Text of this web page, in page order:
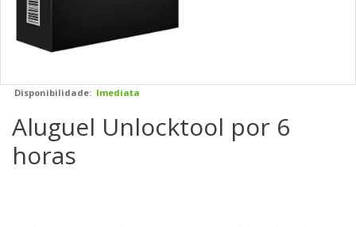
Disponibilidade: Imediata
Aluguel Unlocktool por 6
horas